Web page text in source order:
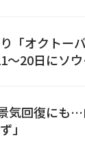
「オクトー
〜20日にソウ
気回復にも
」